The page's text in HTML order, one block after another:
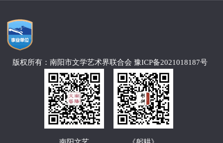
版权所有：南阳市文学艺术界联合会 豫ICP备2021018187号